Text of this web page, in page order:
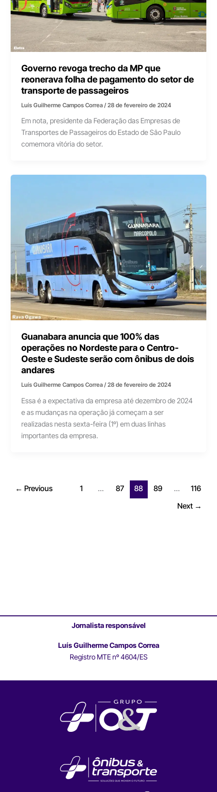
Governo revoga trecho da MP que
reonerava folha de pagamento do setor de
transporte de passageiros
Luís Guilherme Campos Correa/28 de fevereiro de 2024
Em nota, presidente da Federação das Empresas de
Transportes de Passageiros do Estado de São Paulo
comemora vitória do setor.
Guanabara anuncia que 100% das
operações no Nordeste para o Centro-
Oeste e Sudeste serão com ônibus de dois
andares
Luís Guilherme Campos Correa/28 de fevereiro de 2024
Essa é a expectativa da empresa até dezembro de 2024
e as mudanças na operação já começam a ser
realizadas nesta sexta-feira (1º) em duas linhas
importantes da empresa.
← Previous 1 … 87 88 89 …
116
Next →
Jornalista responsável
Luís Guilherme Campos Correa
Registro MTE nº 4604/ES